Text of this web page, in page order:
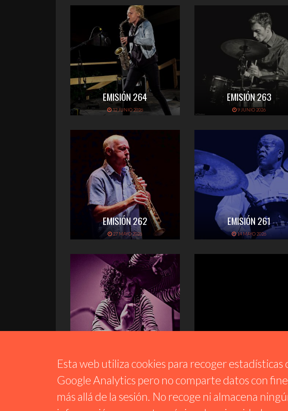
EMISIÓN 264
12 JUNIO 2026
EMISIÓN 263
9 JUNIO 2026
EMISIÓN 262
27 MAYO 2026
EMISIÓN 261
14 MAYO 2026
Esta web utiliza cookies para recoger estadísticas
Google Analytics pero no comparte datos con
más allá de la sesión. No recoge ni almacena